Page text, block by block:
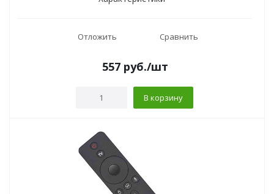
Отложить Сравнить
557руб./шт
В корзину